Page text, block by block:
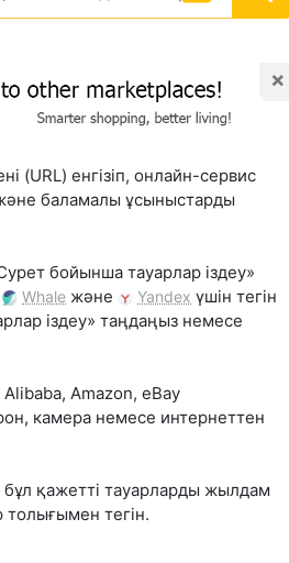
×
(URL) енгізіп, онлайн-сервис
баламалы ұсыныстарды
бойынша тауарлар іздеу»
Whale және Yandex үшін тегін
іздеу» таңдаңыз немесе
Amazon, eBay
камера немесе интернеттен
бұл қажетті тауарларды жылдам
тегін.